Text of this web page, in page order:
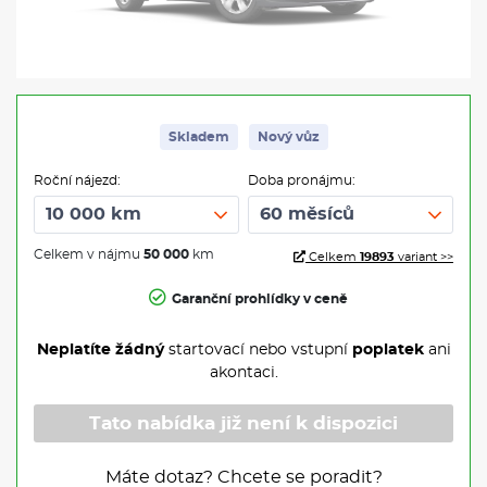
Skladem Nový vůz
Roční nájezd:
Celkem v nájmu 50 000 km
Doba pronájmu:
Celkem 19893 variant >>
Garanční prohlídky v ceně
Neplatíte žádnýstartovací nebo vstupní poplatekani
akontaci.
Tato nabídka již není k dispozici
Máte dotaz? Chcete se poradit?